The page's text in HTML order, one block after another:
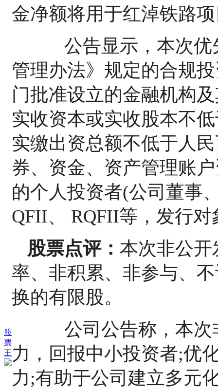
股
票
王
金净额将用于红淖铁路
公告显示，本次优
管理办法》规定的合规
门批准设立的金融机构
实收资本或实收股本不
实缴出资总额不低于人
券、资金、资产管理账
的个人投资者(公司董事
QFII、 RQFII等，发行对
股票点评： 本次非公
率、非积累、非参与、
换的有限股。
公司公告称，本次
力，回报中小投资者;优
力;有助于公司建立多元